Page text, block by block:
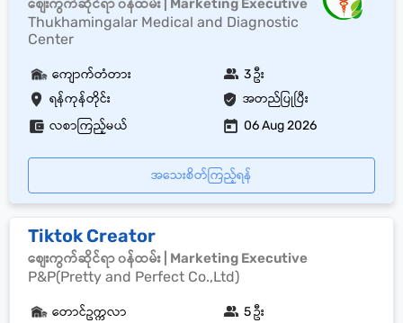
စျေးကွက်ဆိုင်ရာ ၀န်ထမ်း | Marketing Executive
Thukhamingalar Medical and Diagnostic
Center
ရန်ကုန်တိုင်း အတည်ပြုပြီး
ကျောက်တံတား 3 ဦး
လစာကြည့်မယ် 06 Aug 2026
အသေးစိတ်ကြည့်ရန်
Tiktok Creator
စျေးကွက်ဆိုင်ရာ ၀န်ထမ်း | Marketing Executive
P&P(Pretty and Perfect Co.,Ltd)
တောင်ဥက္ကလာ 5 ဦး